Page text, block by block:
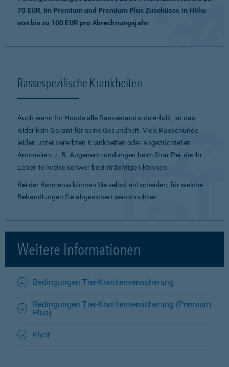
70 EUR, im Premium und Premium Plus Zuschüsse in Höhe
von bis zu 100 EUR pro Abrechnungsjahr.
Rassespezifische Krankheiten
Auch wenn Ihr Hunde alle Rassestandards erfüllt, ist das
leider kein Garant für seine Gesundheit. Viele Rassehunde
leiden unter vererbten Krankheiten oder angezüchteten
Anomalien, z. B. Augenentzündungen beim Shar Pei, die ihr
Leben teilweise schwer beeinträchtigen können.
Bei der Barmenia können Sie selbst entscheiden, für welche
Behandlungen Sie abgesichert sein möchten.
Weitere Informationen
Bedingungen Tier-Krankenversicherung
Bedingungen Tier-Krankenversicherung (Premium
Plus)
Flyer